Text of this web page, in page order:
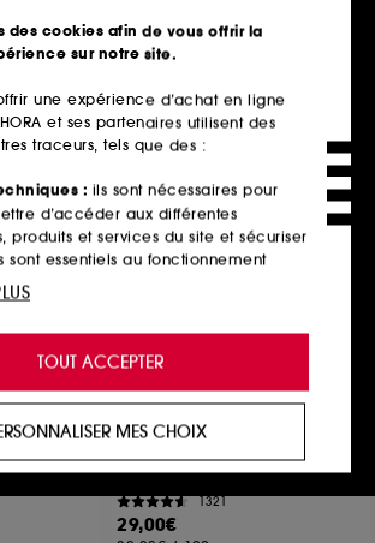
8,98€
2 produits
Sérum anti-chute fortifiant pour cheveux affinés et fragiles
YEPODA
The Depuff Eyespresso
Patchs décongestionnants à la caféine et au thé vert
1321
29,00€
Best seller
des cookies afin de vous offrir la
sur notre site.
une expérience d’achat en ligne
et ses partenaires utilisent des
traceurs, tels que des :
: ils sont nécessaires pour
d’accéder aux différentes
produits et services du site et sécuriser
sont essentiels au fonctionnement
site et ne peuvent être désactivés.
une expérience enrichie et
en vous recommandant des
services et des contenus qui
offres promotionnelles adaptées à
sociaux et publicité :ils sont
vous présenter du contenu susceptible
TOUT ACCEPTER
MES CHOIX